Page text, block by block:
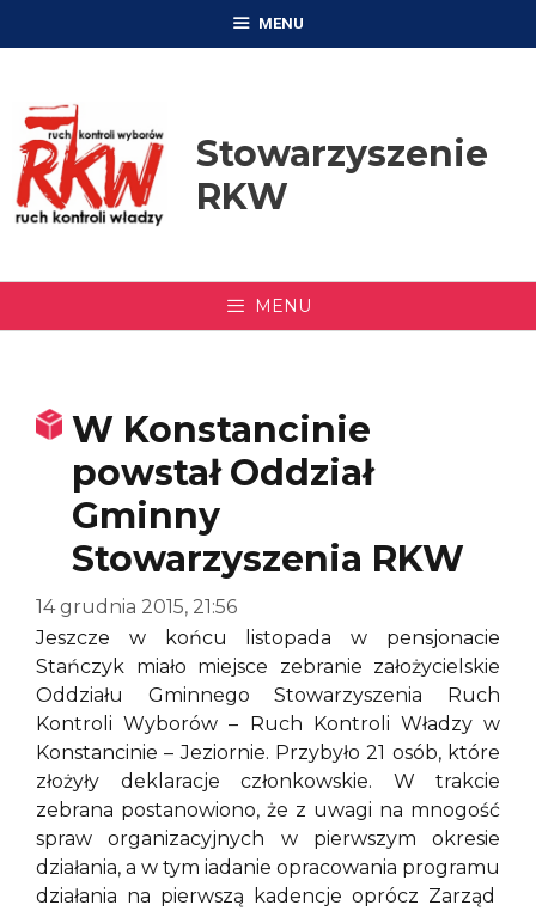
MENU
Stowarzyszenie
RKW
MENU
W Konstancinie
powstał Oddział
Gminny
Stowarzyszenia RKW
14 grudnia 2015, 21:56
Jeszcze w końcu listopada w pensjonacie
Stańczyk miało miejsce zebranie założycielskie
Oddziału Gminnego Stowarzyszenia Ruch
Kontroli Wyborów – Ruch Kontroli Władzy w
Konstancinie – Jeziornie. Przybyło 21 osób, które
złożyły deklaracje członkowskie. W trakcie
zebrana postanowiono, że z uwagi na mnogość
spraw organizacyjnych w pierwszym okresie
działania, a w tym iadanie opracowania programu
działania na pierwszą kadencje oprócz Zarząd